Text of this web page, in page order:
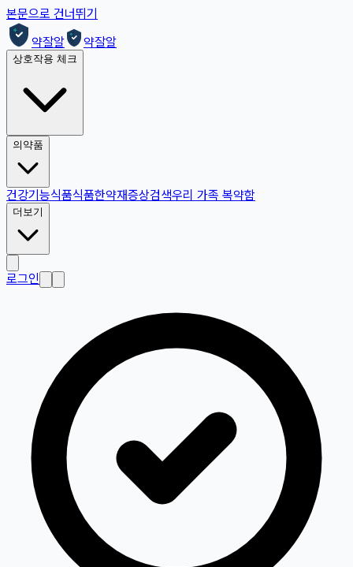
본문으로 건너뛰기
약잘알
약잘알
상호작용 체크
의약품
건강기능식품식품한약재증상검색우리 가족 복약함
더보기
로그인